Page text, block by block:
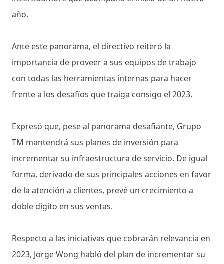
año.
Ante este panorama, el directivo reiteró la
importancia de proveer a sus equipos de trabajo
con todas las herramientas internas para hacer
frente a los desafíos que traiga consigo el 2023.
Expresó que, pese al panorama desafiante, Grupo
TM mantendrá sus planes de inversión para
incrementar su infraestructura de servicio. De igual
forma, derivado de sus principales acciones en favor
de la atención a clientes, prevé un crecimiento a
doble dígito en sus ventas.
Respecto a las iniciativas que cobrarán relevancia en
2023, Jorge Wong habló del plan de incrementar su